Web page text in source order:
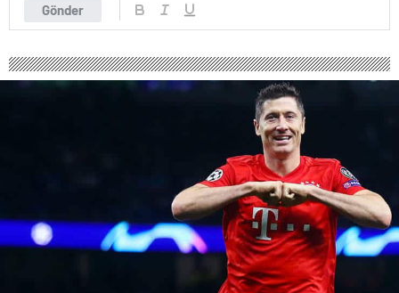
Gönder